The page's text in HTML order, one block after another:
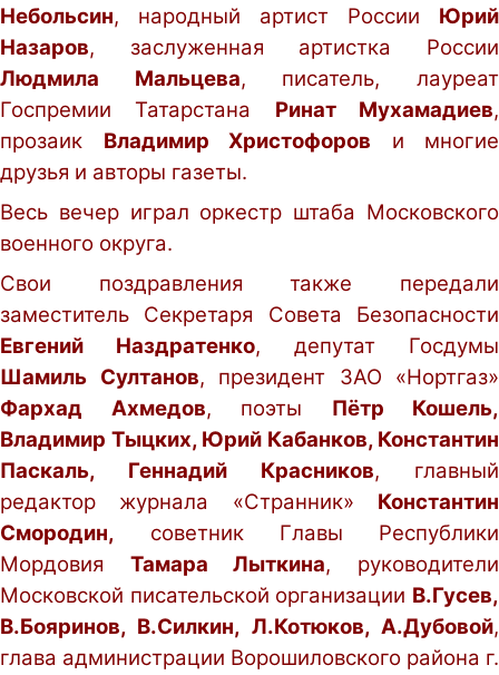
Небольсин, народный артист России Юрий
Назаров, заслуженная артистка России
Людмила Мальцева, писатель, лауреат
Госпремии Татарстана Ринат Мухамадиев,
прозаик Владимир Христофоров и многие
друзья и авторы газеты.
Весь вечер играл оркестр штаба Московского
военного округа.
Свои поздравления также передали
заместитель Секретаря Совета Безопасности
Евгений Наздратенко, депутат Госдумы
Шамиль Султанов, президент ЗАО «Нортгаз»
Фархад Ахмедов, поэты Пётр Кошель,
Владимир Тыцких, Юрий Кабанков, Константин
Паскаль, Геннадий Красников, главный
редактор журнала «Странник» Константин
Смородин, советник Главы Республики
Мордовия Тамара Лыткина, руководители
Московской писательской организации В.Гусев,
В.Бояринов, В.Силкин, Л.Котюков, А.Дубовой,
глава администрации Ворошиловского района г.